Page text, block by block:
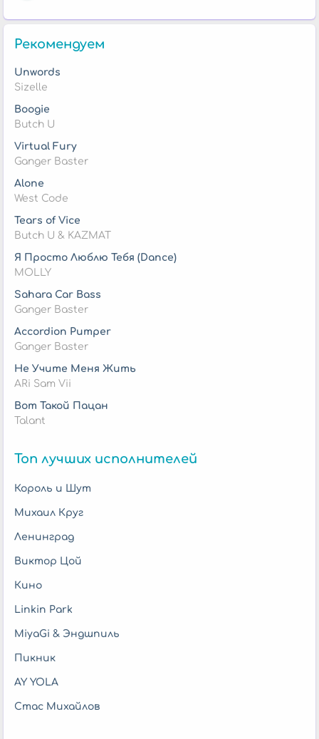
Рекомендуем
Unwords
Sizelle
Boogie
Butch U
Virtual Fury
Ganger Baster
Alone
West Code
Tears of Vice
Butch U & KAZMAT
Я Просто Люблю Тебя (Dance)
MOLLY
Sahara Car Bass
Ganger Baster
Accordion Pumper
Ganger Baster
Не Учите Меня Жить
ARi Sam Vii
Вот Такой Пацан
Talant
Топ лучших исполнителей
Король и Шут
Михаил Круг
Ленинград
Виктор Цой
Кино
Linkin Park
MiyaGi & Эндшпиль
Пикник
AY YOLA
Стас Михайлов